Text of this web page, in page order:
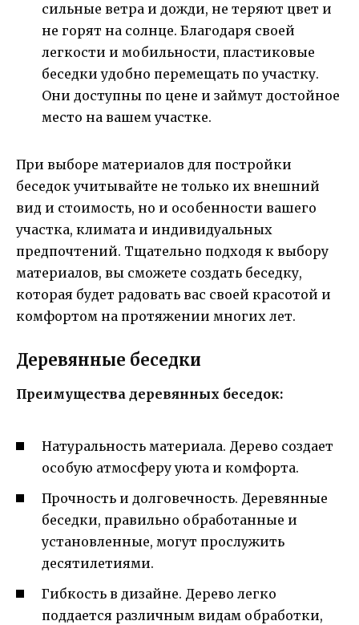
сильные ветра и дожди, не теряют цвет и
не горят на солнце. Благодаря своей
легкости и мобильности, пластиковые
беседки удобно перемещать по участку.
Они доступны по цене и займут достойное
место на вашем участке.
При выборе материалов для постройки
беседок учитывайте не только их внешний
вид и стоимость, но и особенности вашего
участка, климата и индивидуальных
предпочтений. Тщательно подходя к выбору
материалов, вы сможете создать беседку,
которая будет радовать вас своей красотой и
комфортом на протяжении многих лет.
Деревянные беседки
Преимущества деревянных беседок:
Натуральность материала. Дерево создает
особую атмосферу уюта и комфорта.
Прочность и долговечность. Деревянные
беседки, правильно обработанные и
установленные, могут прослужить
десятилетиями.
Гибкость в дизайне. Дерево легко
поддается различным видам обработки,